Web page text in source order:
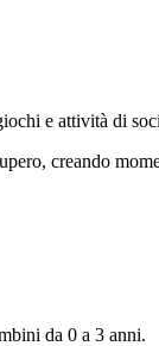
e attività di
creando
da 0 a 3 anni.